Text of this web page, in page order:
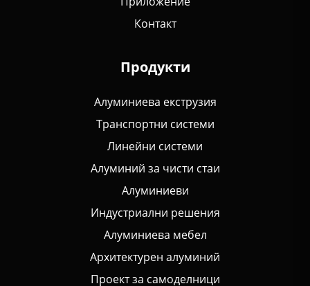
Контакт
Продукти
Алуминиева екструзия
Транспортни системи
Линейни системи
Алуминий за чисти стаи
Алуминиеви
Индустриални решения
Алуминиева мебел
Архитектурен алуминий
Проект за самоделници